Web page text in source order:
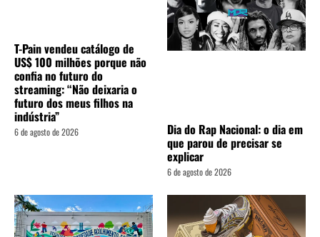
T-Pain vendeu catálogo de
US$ 100 milhões porque não
confia no futuro do
streaming: “Não deixaria o
futuro dos meus filhos na
indústria”
6 de agosto de 2026 Dia do Rap Nacional: o dia em
que parou de precisar se
explicar
6 de agosto de 2026